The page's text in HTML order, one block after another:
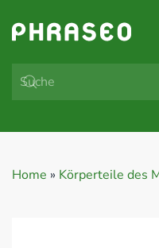
Zum Hauptinhalt
Home » Körperteile des